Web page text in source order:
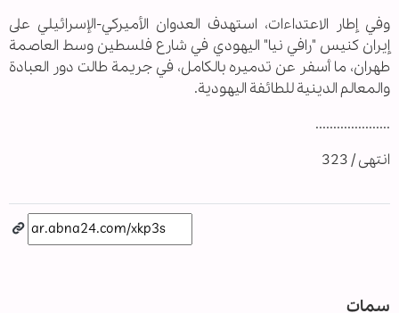
وفي إطار الاعتداءات، استهدف العدوان الأميركي-الإسرائيلي على
إيران كنيس "رافي نيا" اليهودي في شارع فلسطين وسط العاصمة
طهران، ما أسفر عن تدميره بالكامل، في جريمة طالت دور العبادة
والمعالم الدينية للطائفة اليهودية.
.....................
انتهى / 323
سمات